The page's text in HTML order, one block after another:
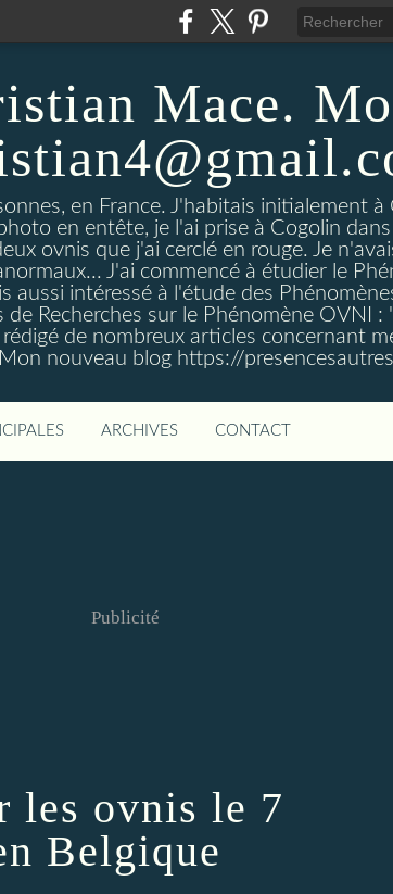
Mace.
en France. J'habitais initialement
en entête, je l'ai prise à Cogolin
ovnis que j'ai cerclé en rouge. Je
J'ai commencé à étudier le
aussi intéressé à l'étude des
Recherches sur le Phénomène OVNI :
de nombreux articles concernant
nouveau blog https://
ARCHIVES CONTACT
Publicité
les ovnis le 7
Belgique